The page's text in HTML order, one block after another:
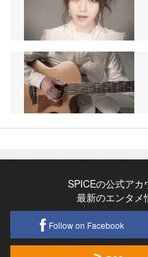
SPICEの公式アカ
最新のエンタメ
Follow on Facebook